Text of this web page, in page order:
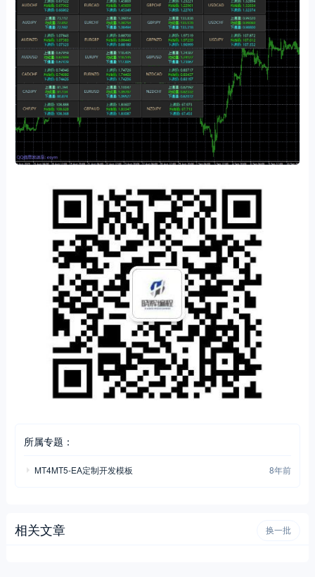
所属专题：
MT4MT5-EA定制开发模板 8年前
相关文章 换一批